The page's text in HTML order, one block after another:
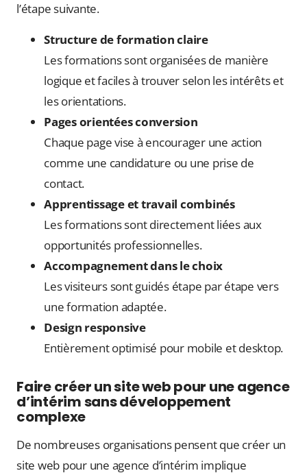
l’étape suivante.
Structure de formation claire
Les formations sont organisées de manière
logique et faciles à trouver selon les intérêts et
les orientations.
Pages orientées conversion
Chaque page vise à encourager une action
comme une candidature ou une prise de
contact.
Apprentissage et travail combinés
Les formations sont directement liées aux
opportunités professionnelles.
Accompagnement dans le choix
Les visiteurs sont guidés étape par étape vers
une formation adaptée.
Design responsive
Entièrement optimisé pour mobile et desktop.
Faire créer un site web pour une agence
d’intérim sans développement
complexe
De nombreuses organisations pensent que créer un
site web pour une agence d’intérim implique